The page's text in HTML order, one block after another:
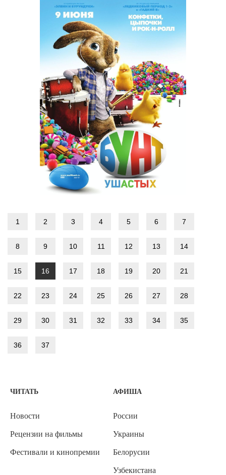
1 2 3 4 5 6 7
8 9 10 11 12 13 14
15 16 17 18 19 20 21
22 23 24 25 26 27 28
29 30 31 32 33 34 35
36 37
ЧИТАТЬ
Новости
Рецензии на фильмы
Фестивали и кинопремии
АФИША
России
Украины
Белорусии
Узбекистана